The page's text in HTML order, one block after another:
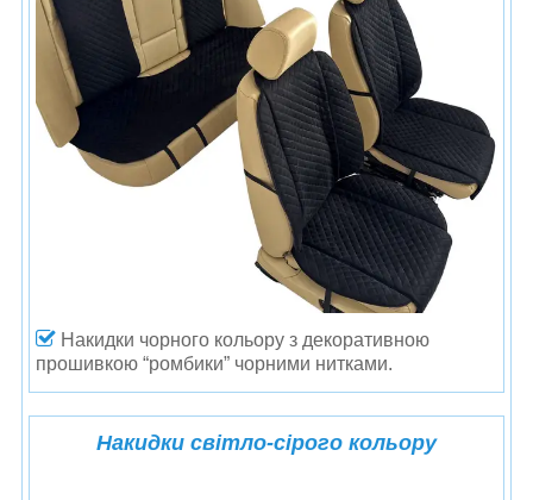
Накидки чорного кольору з декоративною
прошивкою “ромбики” чорними нитками.
Накидки світло-сірого кольору